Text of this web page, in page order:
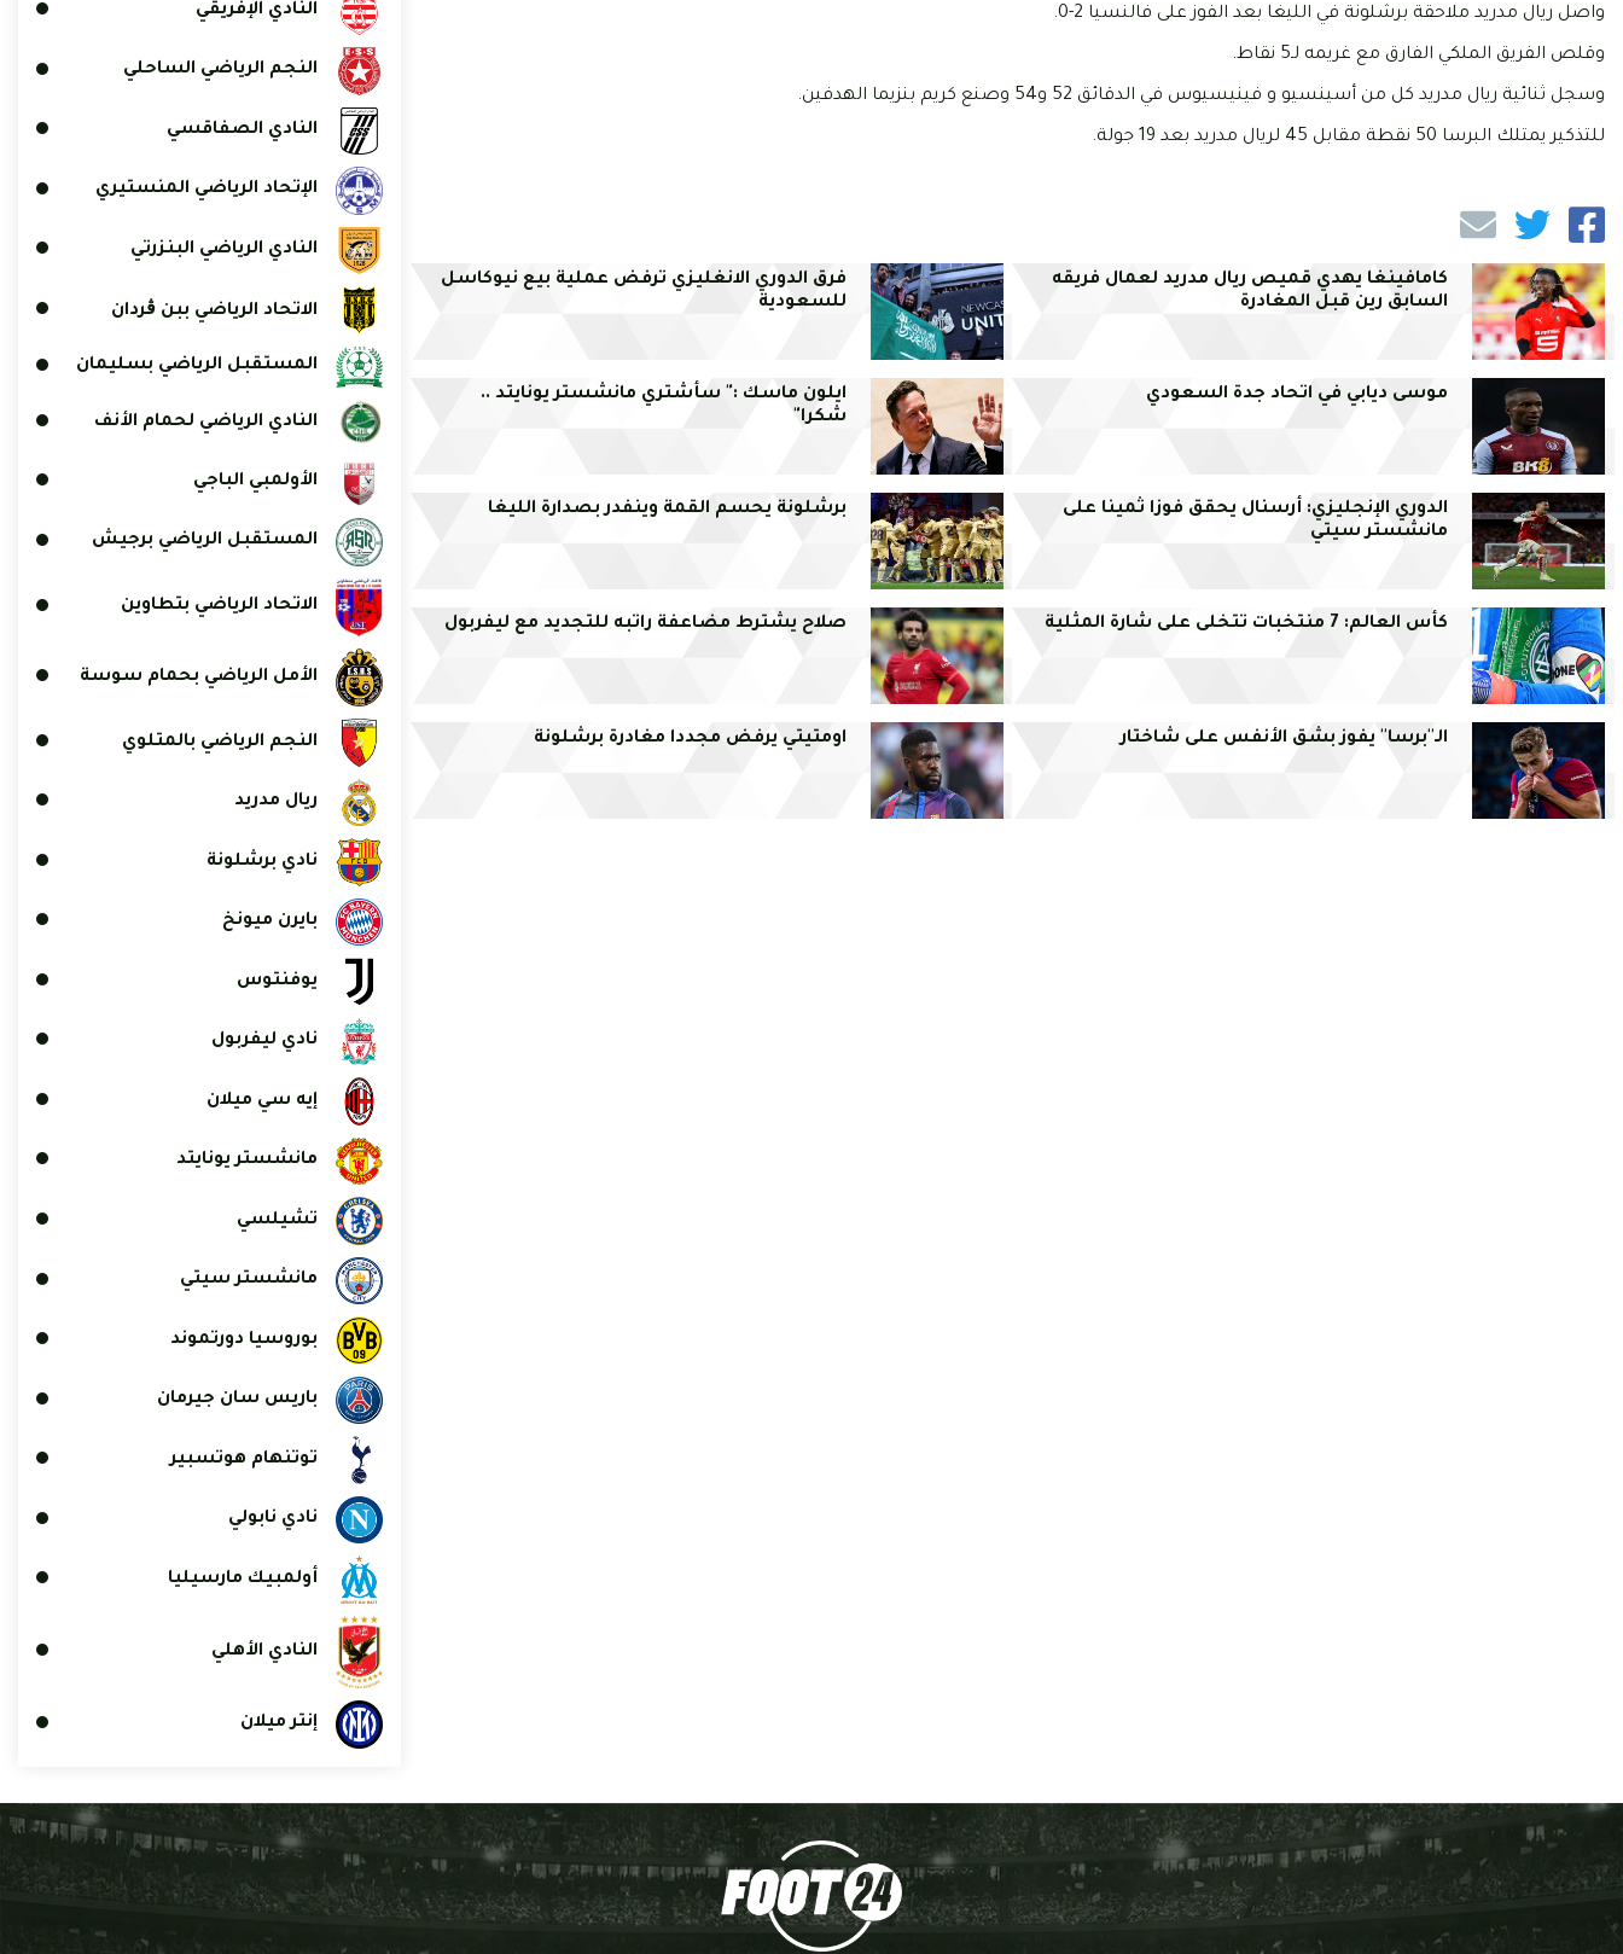
واصل ريال مدريد ملاحقة برشلونة في الليغا بعد الفوز على فالنسيا 2-0.
وقلص الفريق الملكي الفارق مع غريمه لـ5 نقاط.
وسجل ثنائية ريال مدريد كل من أسينسيو و فينيسيوس في الدقائق 52 و54 وصنع كريم بنزيما الهدفين.
للتذكير يمتلك البرسا 50 نقطة مقابل 45 لريال مدريد بعد 19 جولة.
كامافينغا يهدي قميص ريال مدريد لعمال فريقه
السابق رين قبل المغادرة
فرق الدوري الانغليزي ترفض عملية بيع نيوكاسل
للسعودية
موسى ديابي في اتحاد جدة السعودي
ايلون ماسك :" سأشتري مانشستر يونايتد ..
شكرا"
الدوري الإنجليزي: أرسنال يحقق فوزا ثمينا على
مانشستر سيتي
برشلونة يحسم القمة وينفدر بصدارة الليغا
كأس العالم: 7 منتخبات تتخلى على شارة المثلية صلاح يشترط مضاعفة راتبه للتجديد مع ليفربول
الـ''برسا'' يفوز بشق الأنفس على شاختار اومتيتي يرفض مجددا مغادرة برشلونة
النادي الإفريقي
النجم الرياضي الساحلي
النادي الصفاقسي
الإتحاد الرياضي المنستيري
النادي الرياضي البنزرتي
الاتحاد الرياضي ببن ڨردان
المستقبل الرياضي بسليمان
النادي الرياضي لحمام الأنف
الأولمبي الباجي
المستقبل الرياضي برجيش
الاتحاد الرياضي بتطاوين
الأمل الرياضي بحمام سوسة
النجم الرياضي بالمتلوي
ريال مدريد
نادي برشلونة
بايرن ميونخ
يوفنتوس
نادي ليفربول
إيه سي ميلان
مانشستر يونايتد
تشيلسي
مانشستر سيتي
بوروسيا دورتموند
باريس سان جيرمان
توتنهام هوتسبير
نادي نابولي
أولمبيك مارسيليا
النادي الأهلي
إنتر ميلان